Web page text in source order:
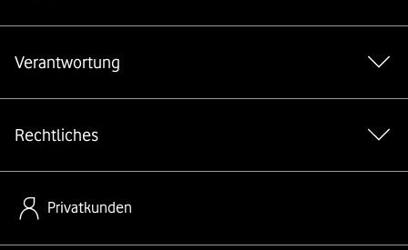
Verantwortung
Rechtliches
Privatkunden